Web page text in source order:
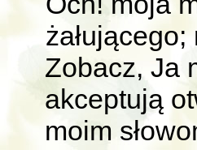
Zobacz, Ja
akceptują
moim